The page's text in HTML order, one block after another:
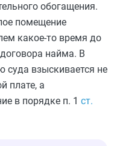
обогащения.
помещение
какое-то время до
найма. В
суда взыскивается не
плате, а
в порядке п. 1 ст.